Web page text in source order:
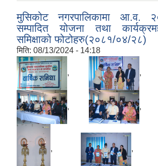
मुसिकोट नगरपालिकामा आ.व.
सम्पादित योजना तथा
समिक्षाको फोटोहरु(२०८१/०४/२८)
मिति: 08/13/2024 - 14:18
, ,
, ,
, ,